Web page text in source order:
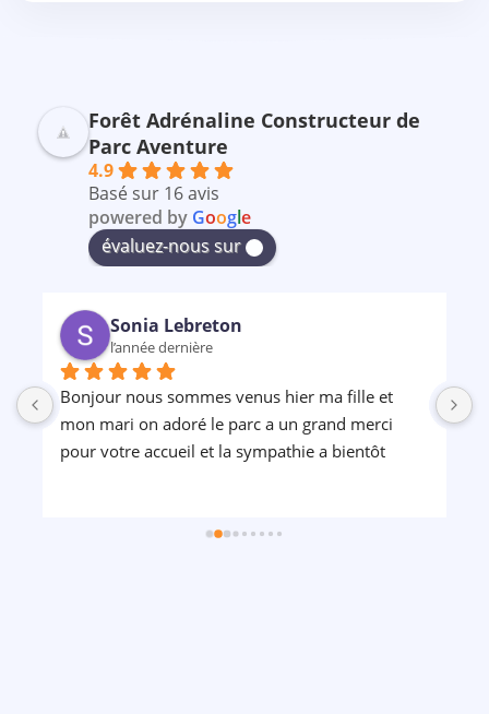
Forêt Adrénaline Constructeur de
Parc Aventure
4.9
Basé sur 16 avis
powered by Google
évaluez-nous sur
Sonia Lebreton
l’année dernière
Bonjour nous sommes venus hier ma fille et
mon mari on adoré le parc a un grand merci
pour votre accueil et la sympathie a bientôt